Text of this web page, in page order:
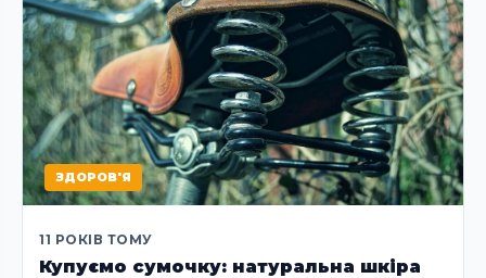
ЗДОРОВ'Я
11 РОКІВ ТОМУ
Купуємо сумочку: натуральна шкіра